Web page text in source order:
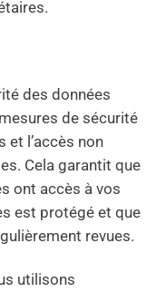
des données
de sécurité
et l’accès non
Cela garantit que
ont accès à vos
est protégé et que
revues.
utilisons